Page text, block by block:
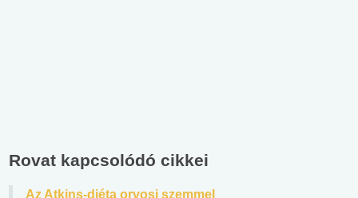
Rovat kapcsolódó cikkei
Az Atkins-diéta orvosi szemmel